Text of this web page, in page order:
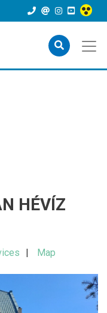
HÉVÍZ
Map